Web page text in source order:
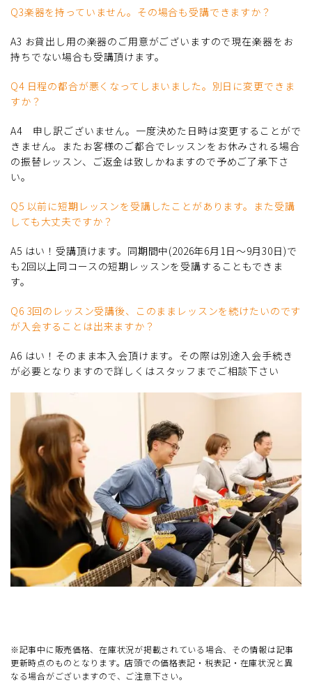
Q3楽器を持っていません。その場合も受講できますか？
A3 お貸出し用の楽器のご用意がございますので現在楽器をお
持ちでない場合も受講頂けます。
Q4 日程の都合が悪くなってしまいました。別日に変更できま
すか？
A4 申し訳ございません。一度決めた日時は変更することがで
きません。またお客様のご都合でレッスンをお休みされる場合
の振替レッスン、ご返金は致しかねますので予めご了承下さ
い。
Q5 以前に短期レッスンを受講したことがあります。また受講
しても大丈夫ですか？
A5 はい！受講頂けます。同期間中(2026年6月1日～9月30日)で
も2回以上同コースの短期レッスンを受講することもできま
す。
Q6 3回のレッスン受講後、このままレッスンを続けたいのです
が入会することは出来ますか？
A6 はい！そのまま本入会頂けます。その際は別途入会手続き
が必要となりますので詳しくはスタッフまでご相談下さい
※記事中に販売価格、在庫状況が掲載されている場合、その情報は記事
更新時点のものとなります。店頭での価格表記・税表記・在庫状況と異
なる場合がございますので、ご注意下さい。